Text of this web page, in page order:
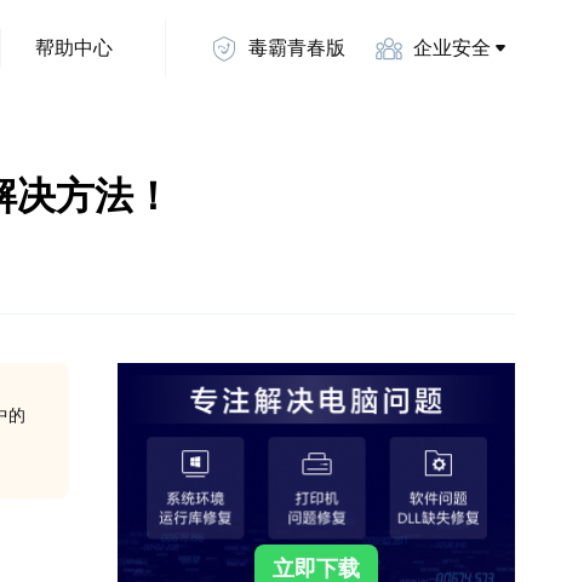
帮助中心 毒霸青春版 企业安全
方法！
的
立即下载